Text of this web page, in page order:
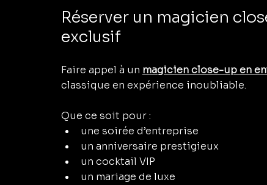
Réserver un magicien
exclusif
Faire appel à un magicien close-up en
classique en expérience inoubliable.
Que ce soit pour :
une soirée d’entreprise
un anniversaire prestigieux
un cocktail VIP
un mariage de luxe